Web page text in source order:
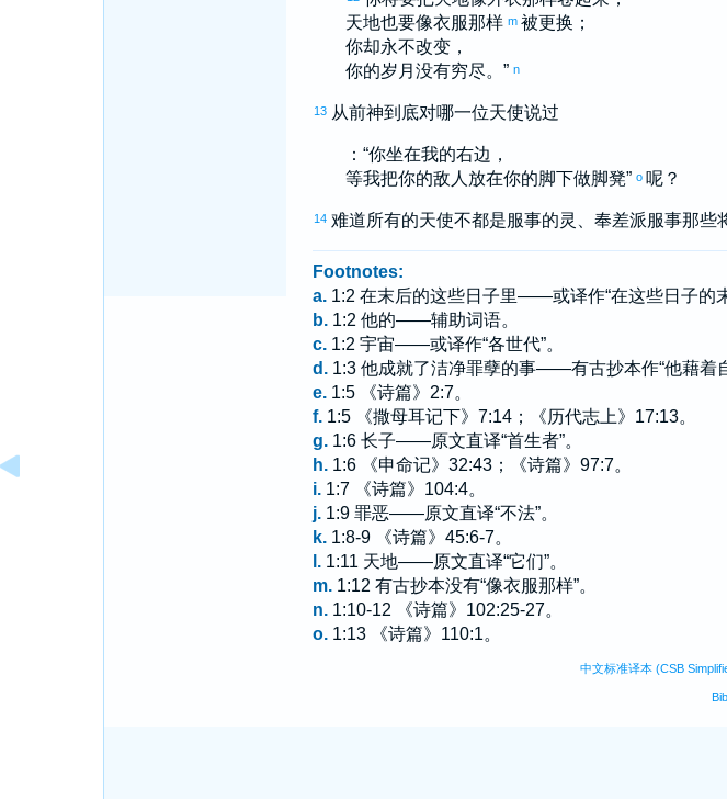
天地也要像衣服那样 m 被更换；
你却永不改变，
你的岁月没有穷尽。” n
13 从前神到底对哪一位天使说过
：“你坐在我的右边，
等我把你的敌人放在你的脚下做脚凳” o 呢？
14 难道所有的天使不都是服事的灵、奉差派服事那些
Footnotes:
a. 1:2 在末后的这些日子里——或译作“在这些日子的末
b. 1:2 他的——辅助词语。
c. 1:2 宇宙——或译作“各世代”。
d. 1:3 他成就了洁净罪孽的事——有古抄本作“他藉着
e. 1:5 《诗篇》2:7。
f. 1:5 《撒母耳记下》7:14；《历代志上》17:13。
g. 1:6 长子——原文直译“首生者”。
h. 1:6 《申命记》32:43；《诗篇》97:7。
i. 1:7 《诗篇》104:4。
j. 1:9 罪恶——原文直译“不法”。
k. 1:8-9 《诗篇》45:6-7。
l. 1:11 天地——原文直译“它们”。
m. 1:12 有古抄本没有“像衣服那样”。
n. 1:10-12 《诗篇》102:25-27。
o. 1:13 《诗篇》110:1。
中文标准译本 (CSB